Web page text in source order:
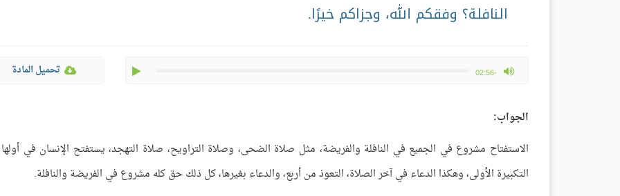
النافلة؟ وفقكم الله، وجزاكم خيرًا.
-02:56
max volume تحميل المادة
الجواب:
الاستفتاح مشروع في الجميع في النافلة والفريضة، مثل صلاة الضحى، وصلاة التراويح، صلاة التهجد، يستفتح الإنسان في
التكبيرة الأولى، وهكذا الدعاء في آخر الصلاة، التعوذ من أربع، والدعاء بغيرها، كل ذلك حق كله مشروع في الفريضة والنافلة.